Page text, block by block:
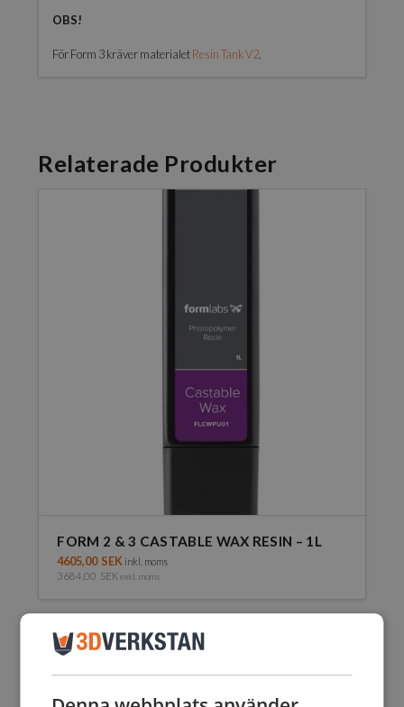
OBS!
För Form 3 kräver materialetResin Tank V2.
Relaterade Produkter
FORM 2 & 3 CASTABLE WAX RESIN – 1L
4605,00 SEK inkl. moms
3684,00 SEK exkl. moms